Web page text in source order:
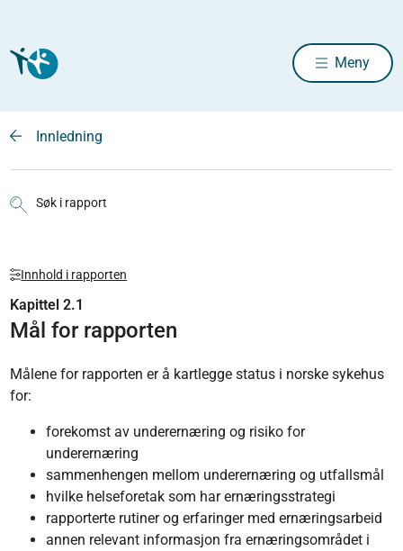
Meny
Innledning
Søk i rapport
Innhold i rapporten
Kapittel 2.1
Mål for rapporten
Målene for rapporten er å kartlegge status i norske sykehus
for:
forekomst av underernæring og risiko for
underernæring
sammenhengen mellom underernæring og utfallsmål
hvilke helseforetak som har ernæringsstrategi
rapporterte rutiner og erfaringer med ernæringsarbeid
annen relevant informasjon fra ernæringsområdet i